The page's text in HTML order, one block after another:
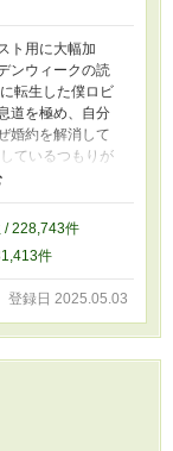
ト用に大幅加
ンウィークの読
転生した僕ロビ
道を極め、自分
婚約を解消して
ているつもりが
いない天然のち
ダリイケメン王
係性はどうな
ンテスト用に加
/ 228,743件
件
登録日 2025.05.03